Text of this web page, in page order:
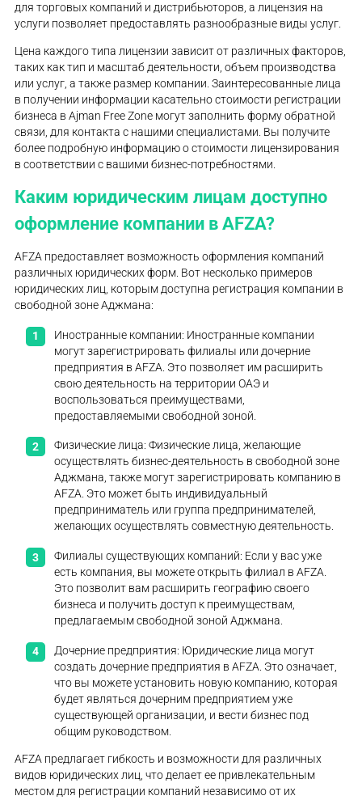
для торговых компаний и дистрибьюторов, а лицензия на
услуги позволяет предоставлять разнообразные виды услуг.
Цена каждого типа лицензии зависит от различных факторов,
таких как тип и масштаб деятельности, объем производства
или услуг, а также размер компании. Заинтересованные лица
в получении информации касательно стоимости регистрации
бизнеса в Ajman Free Zone могут заполнить форму обратной
связи, для контакта с нашими специалистами. Вы получите
более подробную информацию о стоимости лицензирования
в соответствии с вашими бизнес-потребностями.
Каким юридическим лицам доступно
оформление компании в AFZA?
AFZA предоставляет возможность оформления компаний
различных юридических форм. Вот несколько примеров
юридических лиц, которым доступна регистрация компании в
свободной зоне Аджмана:
Иностранные компании: Иностранные компании
могут зарегистрировать филиалы или дочерние
предприятия в AFZA. Это позволяет им расширить
свою деятельность на территории ОАЭ и
воспользоваться преимуществами,
предоставляемыми свободной зоной.
Физические лица: Физические лица, желающие
осуществлять бизнес-деятельность в свободной зоне
Аджмана, также могут зарегистрировать компанию в
AFZA. Это может быть индивидуальный
предприниматель или группа предпринимателей,
желающих осуществлять совместную деятельность.
Филиалы существующих компаний: Если у вас уже
есть компания, вы можете открыть филиал в AFZA.
Это позволит вам расширить географию своего
бизнеса и получить доступ к преимуществам,
предлагаемым свободной зоной Аджмана.
Дочерние предприятия: Юридические лица могут
создать дочерние предприятия в AFZA. Это означает,
что вы можете установить новую компанию, которая
будет являться дочерним предприятием уже
существующей организации, и вести бизнес под
общим руководством.
AFZA предлагает гибкость и возможности для различных
видов юридических лиц, что делает ее привлекательным
местом для регистрации компаний независимо от их